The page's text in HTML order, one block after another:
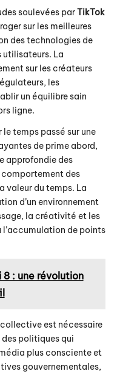
soulevées parTikTok
sur les meilleures
des technologies de
utilisateurs. La
sur les créateurs
les
un équilibre sain
ligne.
temps passé sur une
de prime abord,
approfondie des
comportement des
valeur du temps. La
d’un environnement
la créativité et les
de points
: une révolution
est nécessaire
politiques qui
plus consciente et
gouvernementales,